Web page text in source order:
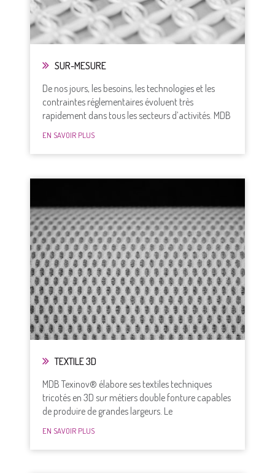
SUR-MESURE
De nos jours, les besoins, les technologies et les
contraintes réglementaires évoluent très
rapidement dans tous les secteurs d’activités. MDB
EN SAVOIR PLUS
TEXTILE 3D
MDB Texinov® élabore ses textiles techniques
tricotés en 3D sur métiers double fonture capables
de produire de grandes largeurs. Le
EN SAVOIR PLUS